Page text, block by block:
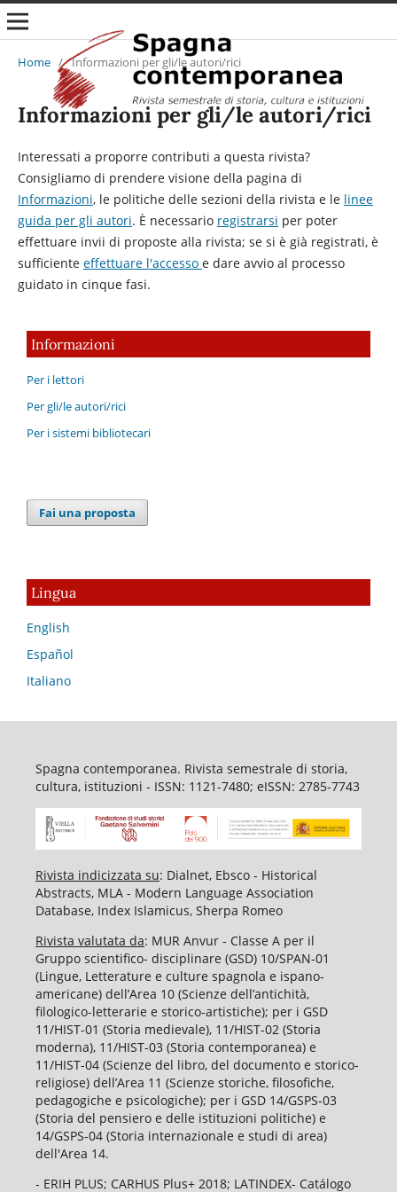
Home / Informazioni per gli/le autori/rici
Informazioni per gli/le autori/rici
Interessati a proporre contributi a questa rivista?
Consigliamo di prendere visione della pagina di
Informazioni, le politiche delle sezioni della rivista e le linee
guida per gli autori. È necessario registrarsi per poter
effettuare invii di proposte alla rivista; se si è già registrati, è
sufficiente effettuare l'accesso e dare avvio al processo
guidato in cinque fasi.
Informazioni
Per i lettori
Per gli/le autori/rici
Per i sistemi bibliotecari
Fai una proposta
Lingua
English
Español
Italiano
Spagna contemporanea. Rivista semestrale di storia,
cultura, istituzioni - ISSN: 1121-7480; eISSN: 2785-7743
Rivista indicizzata su: Dialnet, Ebsco - Historical
Abstracts, MLA - Modern Language Association
Database, Index Islamicus, Sherpa Romeo
Rivista valutata da: MUR Anvur - Classe A per il
Gruppo scientifico- disciplinare (GSD) 10/SPAN-01
(Lingue, Letterature e culture spagnola e ispano-
americane) dell’Area 10 (Scienze dell’antichità,
filologico-letterarie e storico-artistiche); per i GSD
11/HIST-01 (Storia medievale), 11/HIST-02 (Storia
moderna), 11/HIST-03 (Storia contemporanea) e
11/HIST-04 (Scienze del libro, del documento e storico-
religiose) dell’Area 11 (Scienze storiche, filosofiche,
pedagogiche e psicologiche); per i GSD 14/GSPS-03
(Storia del pensiero e delle istituzioni politiche) e
14/GSPS-04 (Storia internazionale e studi di area)
dell'Area 14.
- ERIH PLUS; CARHUS Plus+ 2018; LATINDEX- Catálogo